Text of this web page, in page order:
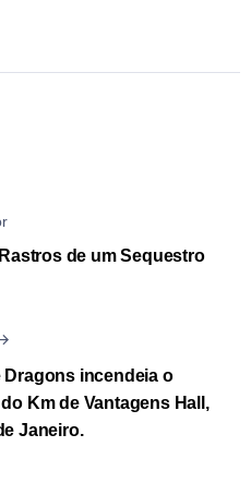
de um Sequestro
Dragons incendeia o
Km de Vantagens Hall,
Janeiro.